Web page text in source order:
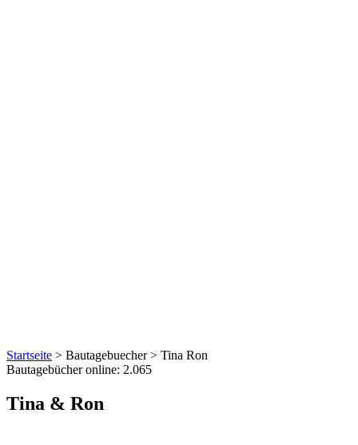
Startseite > Bautagebuecher > Tina Ron
Bautagebücher online: 2.065
Tina & Ron